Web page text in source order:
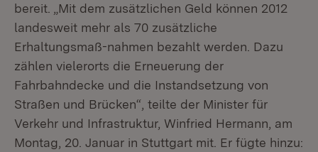
bereit. „Mit dem zusätzlichen Geld können 2012
landesweit mehr als 70 zusätzliche
Erhaltungsmaß-nahmen bezahlt werden. Dazu
zählen vielerorts die Erneuerung der
Fahrbahndecke und die Instandsetzung von
Straßen und Brücken“, teilte der Minister für
Verkehr und Infrastruktur, Winfried Hermann, am
Montag, 20. Januar in Stuttgart mit. Er fügte hinzu: